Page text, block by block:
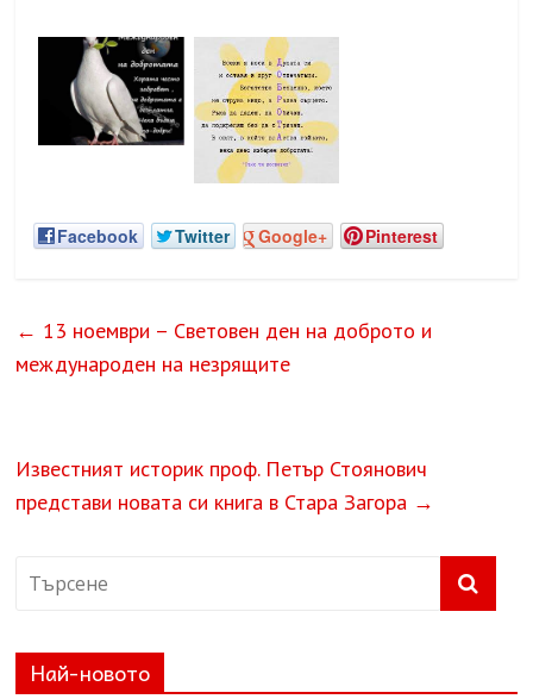
Facebook Twitter Google+ Pinterest
← 13 ноември – Световен ден на доброто и
международен на незрящите
Известният историк проф. Петър Стоянович
представи новата си книга в Стара Загора →
Най-новото